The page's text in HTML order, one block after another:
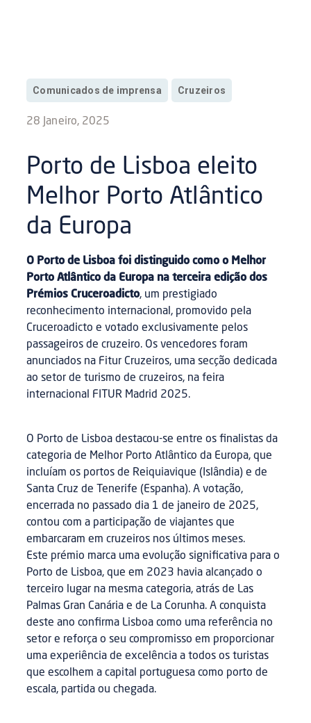
Comunicados de imprensa Cruzeiros
28 Janeiro, 2025
Porto de Lisboa eleito
Melhor Porto Atlântico
da Europa
O Porto de Lisboa foi distinguido como o Melhor
Porto Atlântico da Europa na terceira edição dos
Prémios Cruceroadicto, um prestigiado
reconhecimento internacional, promovido pela
Cruceroadicto e votado exclusivamente pelos
passageiros de cruzeiro. Os vencedores foram
anunciados na Fitur Cruzeiros, uma secção dedicada
ao setor de turismo de cruzeiros, na feira
internacional FITUR Madrid 2025.
O Porto de Lisboa destacou-se entre os finalistas da
categoria de Melhor Porto Atlântico da Europa, que
incluíam os portos de Reiquiavique (Islândia) e de
Santa Cruz de Tenerife (Espanha). A votação,
encerrada no passado dia 1 de janeiro de 2025,
contou com a participação de viajantes que
embarcaram em cruzeiros nos últimos meses.
Este prémio marca uma evolução significativa para o
Porto de Lisboa, que em 2023 havia alcançado o
terceiro lugar na mesma categoria, atrás de Las
Palmas Gran Canária e de La Corunha. A conquista
deste ano confirma Lisboa como uma referência no
setor e reforça o seu compromisso em proporcionar
uma experiência de excelência a todos os turistas
que escolhem a capital portuguesa como porto de
escala, partida ou chegada.